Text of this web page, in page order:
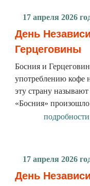
17 апреля 2026
День
Герцеговины
Босния и
употреблению кофе
эту страну
«Босния»
17 апреля 2026
День